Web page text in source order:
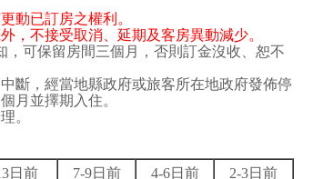
動已訂房之權利。
，不接受取消、延期及客房異動減少。
，可保留房間三個月，否則訂金沒收、恕不
斷，經當地縣政府或旅客所在地政府發佈停
月並擇期入住。
。
日前 7-9日 前 4-6日 前 2-3日 前